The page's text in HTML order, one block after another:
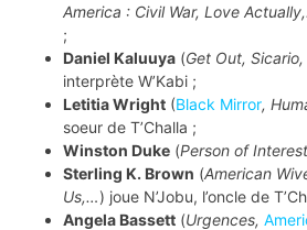
America : Civil War, Love
;
Daniel Kaluuya (Get Out, Sicario,
interprète W’Kabi ;
Letitia Wright (Black Mirror,
soeur de T’Challa ;
Winston Duke (Person of Interest
Sterling K. Brown (American
Us,…) joue N’Jobu, l’oncle de
Angela Bassett (Urgences,